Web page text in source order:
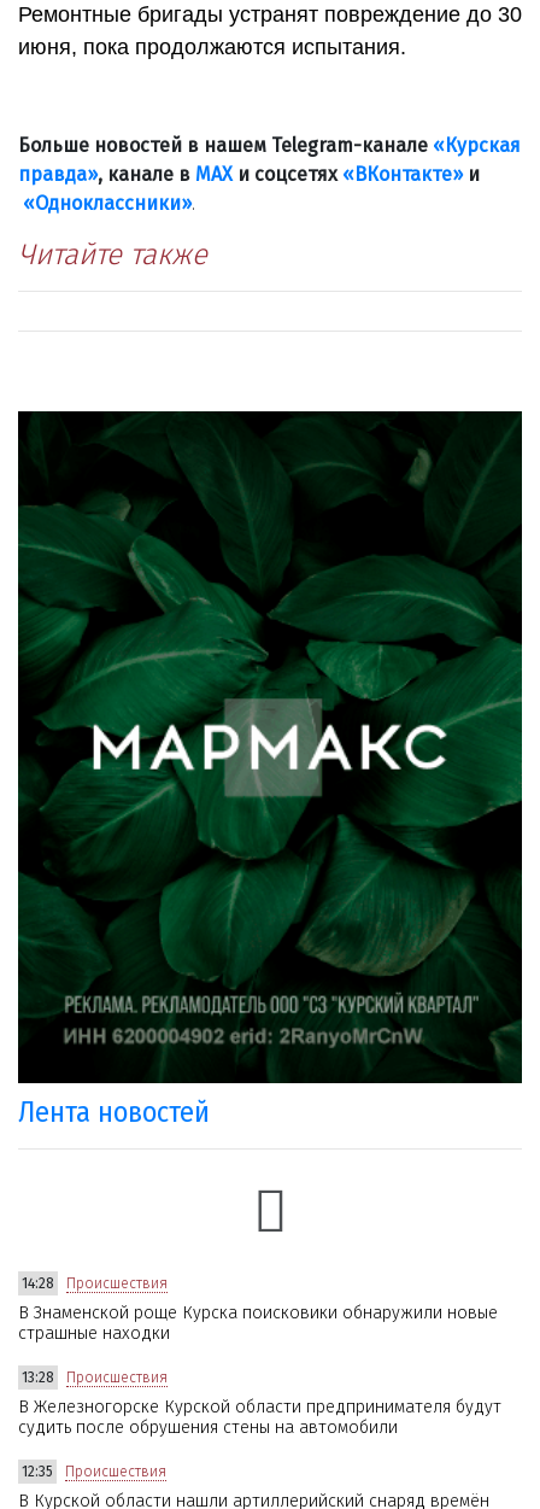
Ремонтные бригады устранят повреждение до 30
июня, пока продолжаются испытания.
Больше новостей в нашем Telegram-канале «Курская
правда», канале в МАХи соцсетях «ВКонтакте»и
«Одноклассники».
Читайте также
Лента новостей
14:28 Происшествия
В Знаменской роще Курска поисковики обнаружили новые
страшные находки
13:28 Происшествия
В Железногорске Курской области предпринимателя будут
судить после обрушения стены на автомобили
12:35 Происшествия
В Курской области нашли артиллерийский снаряд времён